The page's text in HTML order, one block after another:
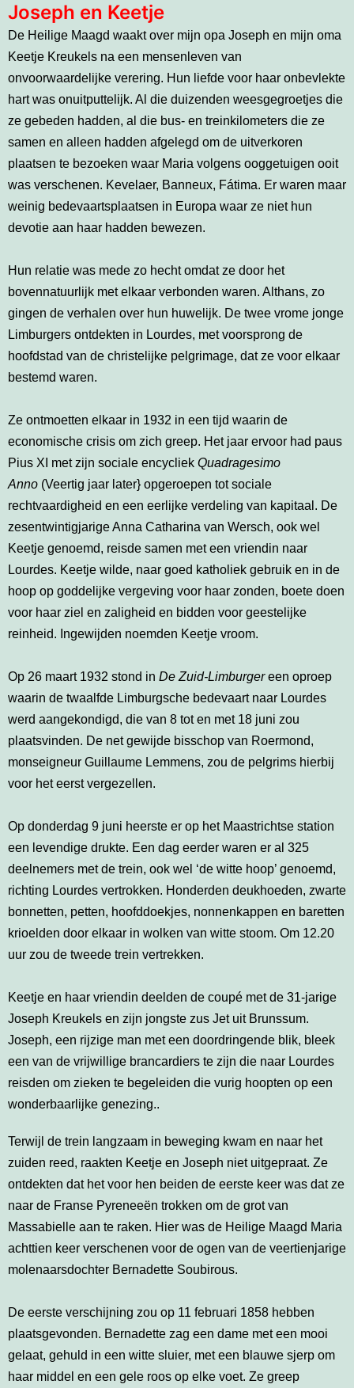
Joseph en Keetje
De Heilige Maagd waakt over mijn opa Joseph en mijn oma
Keetje Kreukels na een mensenleven van
onvoorwaardelijke verering. Hun liefde voor haar onbevlekte
hart was onuitputtelijk. Al die duizenden weesgegroetjes die
ze gebeden hadden, al die bus- en treinkilometers die ze
samen en alleen hadden afgelegd om de uitverkoren
plaatsen te bezoeken waar Maria volgens ooggetuigen ooit
was verschenen. Kevelaer, Banneux, Fátima. Er waren maar
weinig bedevaartsplaatsen in Europa waar ze niet hun
devotie aan haar hadden bewezen.
Hun relatie was mede zo hecht omdat ze door het
bovennatuurlijk met elkaar verbonden waren. Althans, zo
gingen de verhalen over hun huwelijk. De twee vrome jonge
Limburgers ontdekten in Lourdes, met voorsprong de
hoofdstad van de christelijke pelgrimage, dat ze voor elkaar
bestemd waren.
Ze ontmoetten elkaar in 1932 in een tijd waarin de
economische crisis om zich greep. Het jaar ervoor had paus
Pius XI met zijn sociale encycliek Quadragesimo
Anno (Veertig jaar later} opgeroepen tot sociale
rechtvaardigheid en een eerlijke verdeling van kapitaal. De
zesentwintigjarige Anna Catharina van Wersch, ook wel
Keetje genoemd, reisde samen met een vriendin naar
Lourdes. Keetje wilde, naar goed katholiek gebruik en in de
hoop op goddelijke vergeving voor haar zonden, boete doen
voor haar ziel en zaligheid en bidden voor geestelijke
reinheid. Ingewijden noemden Keetje vroom.
Op 26 maart 1932 stond in De Zuid-Limburgereen oproep
waarin de twaalfde Limburgsche bedevaart naar Lourdes
werd aangekondigd, die van 8 tot en met 18 juni zou
plaatsvinden. De net gewijde bisschop van Roermond,
monseigneur Guillaume Lemmens, zou de pelgrims hierbij
voor het eerst vergezellen.
Op donderdag 9 juni heerste er op het Maastrichtse station
een levendige drukte. Een dag eerder waren er al 325
deelnemers met de trein, ook wel ‘de witte hoop’ genoemd,
richting Lourdes vertrokken. Honderden deukhoeden, zwarte
bonnetten, petten, hoofddoekjes, nonnenkappen en baretten
krioelden door elkaar in wolken van witte stoom. Om 12.20
uur zou de tweede trein vertrekken.
Keetje en haar vriendin deelden de coupé met de 31-jarige
Joseph Kreukels en zijn jongste zus Jet uit Brunssum.
Joseph, een rijzige man met een doordringende blik, bleek
een van de vrijwillige brancardiers te zijn die naar Lourdes
reisden om zieken te begeleiden die vurig hoopten op een
wonderbaarlijke genezing..
Terwijl de trein langzaam in beweging kwam en naar het
zuiden reed, raakten Keetje en Joseph niet uitgepraat. Ze
ontdekten dat het voor hen beiden de eerste keer was dat ze
naar de Franse Pyreneeën trokken om de grot van
Massabielle aan te raken. Hier was de Heilige Maagd Maria
achttien keer verschenen voor de ogen van de veertienjarige
molenaarsdochter Bernadette Soubirous.
De eerste verschijning zou op 11 februari 1858 hebben
plaatsgevonden. Bernadette zag een dame met een mooi
gelaat, gehuld in een witte sluier, met een blauwe sjerp om
haar middel en een gele roos op elke voet. Ze greep